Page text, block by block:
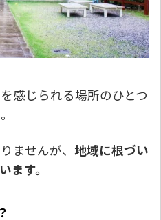
感じられる場所のひとつ
。
ませんが、 地域に根づい
ます。